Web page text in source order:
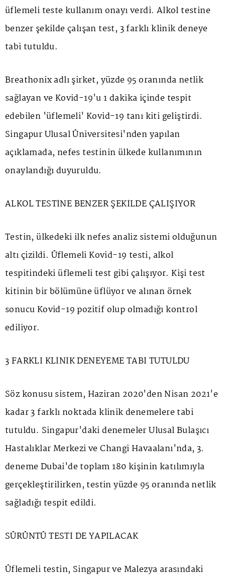
üflemeli teste kullanım onayı verdi. Alkol testine
benzer şekilde çalışan test, 3 farklı klinik deneye
tabi tutuldu.
Breathonix adlı şirket, yüzde 95 oranında netlik
sağlayan ve Kovid-19'u 1 dakika içinde tespit
edebilen 'üflemeli' Kovid-19 tanı kiti geliştirdi.
Singapur Ulusal Üniversitesi'nden yapılan
açıklamada, nefes testinin ülkede kullanımının
onaylandığı duyuruldu.
ALKOL TESTİNE BENZER ŞEKİLDE ÇALIŞIYOR
Testin, ülkedeki ilk nefes analiz sistemi olduğunun
altı çizildi. Üflemeli Kovid-19 testi, alkol
tespitindeki üflemeli test gibi çalışıyor. Kişi test
kitinin bir bölümüne üflüyor ve alınan örnek
sonucu Kovid-19 pozitif olup olmadığı kontrol
ediliyor.
3 FARKLI KLİNİK DENEYEME TABİ TUTULDU
Söz konusu sistem, Haziran 2020'den Nisan 2021'e
kadar 3 farklı noktada klinik denemelere tabi
tutuldu. Singapur'daki denemeler Ulusal Bulaşıcı
Hastalıklar Merkezi ve Changi Havaalanı'nda, 3.
deneme Dubai'de toplam 180 kişinin katılımıyla
gerçekleştirilirken, testin yüzde 95 oranında netlik
sağladığı tespit edildi.
SÜRÜNTÜ TESTİ DE YAPILACAK
Üflemeli testin, Singapur ve Malezya arasındaki